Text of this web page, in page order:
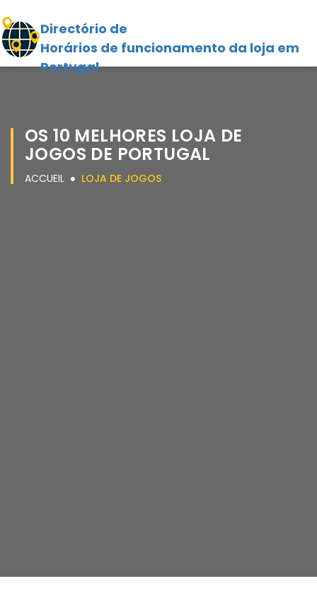
Directório de
Horários de funcionamento da loja em
Portugal
OS 10 MELHORES LOJA DE
JOGOS DE PORTUGAL
ACCUEIL LOJA DE JOGOS